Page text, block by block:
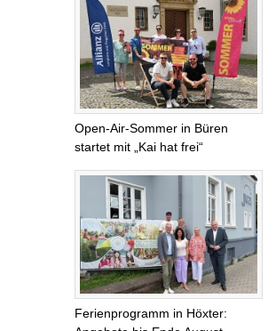
Open-Air-Sommer in Büren
startet mit „Kai hat frei“
Ferienprogramm in Höxter: